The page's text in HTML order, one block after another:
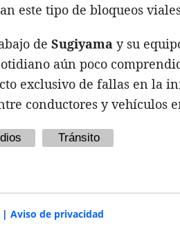
este tipo de bloqueos
de Sugiyama y su
aún poco
exclusivo de fallas en la
conductores y vehículos
Tránsito
| Aviso de privacidad